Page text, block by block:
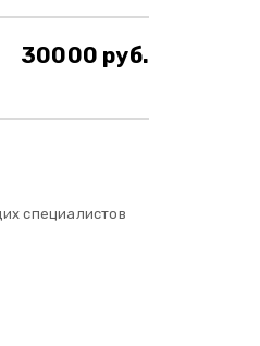
30000 руб.
специалистов